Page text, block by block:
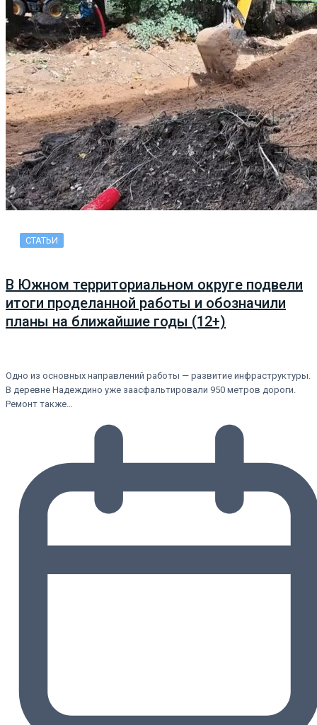
СТАТЬИ
В Южном территориальном округе подвели
итоги проделанной работы и обозначили
планы на ближайшие годы (12+)
Одно из основных направлений работы — развитие инфраструктуры.
В деревне Надеждино уже заасфальтировали 950 метров дороги.
Ремонт также…